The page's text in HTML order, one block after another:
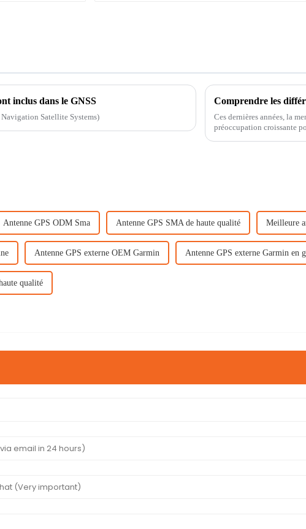
inclus dans le GNSS
Navigation Satellite Systems)
Comprendre les
Ces dernières années, la
préoccupation croissante
Antenne GPS ODM Sma Antenne GPS SMA de haute qualité Meilleure
Antenne GPS externe OEM Garmin Antenne GPS externe Garmin en
qualité